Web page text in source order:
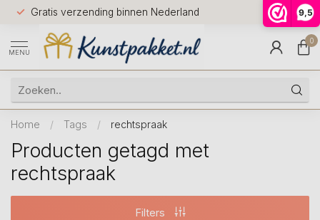
9,5
Gratis verzending binnen Nederland
Voor
huis
9.5
MENU
0
Home / Tags / rechtspraak
Producten getagd met
rechtspraak
Filters